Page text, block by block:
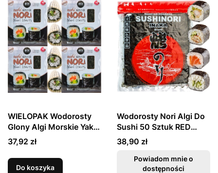
WIELOPAK Wodorosty
Glony Algi Morskie Yaki
Nori Do Sushi 4x10
Sztuk ASIA KITCHEN
Cena
37,92 zł
Do koszyka
Wodorosty Nori Algi Do
Sushi 50 Sztuk RED
OCEANS KAISER
Cena
38,90 zł
Powiadom mnie o
dostępności